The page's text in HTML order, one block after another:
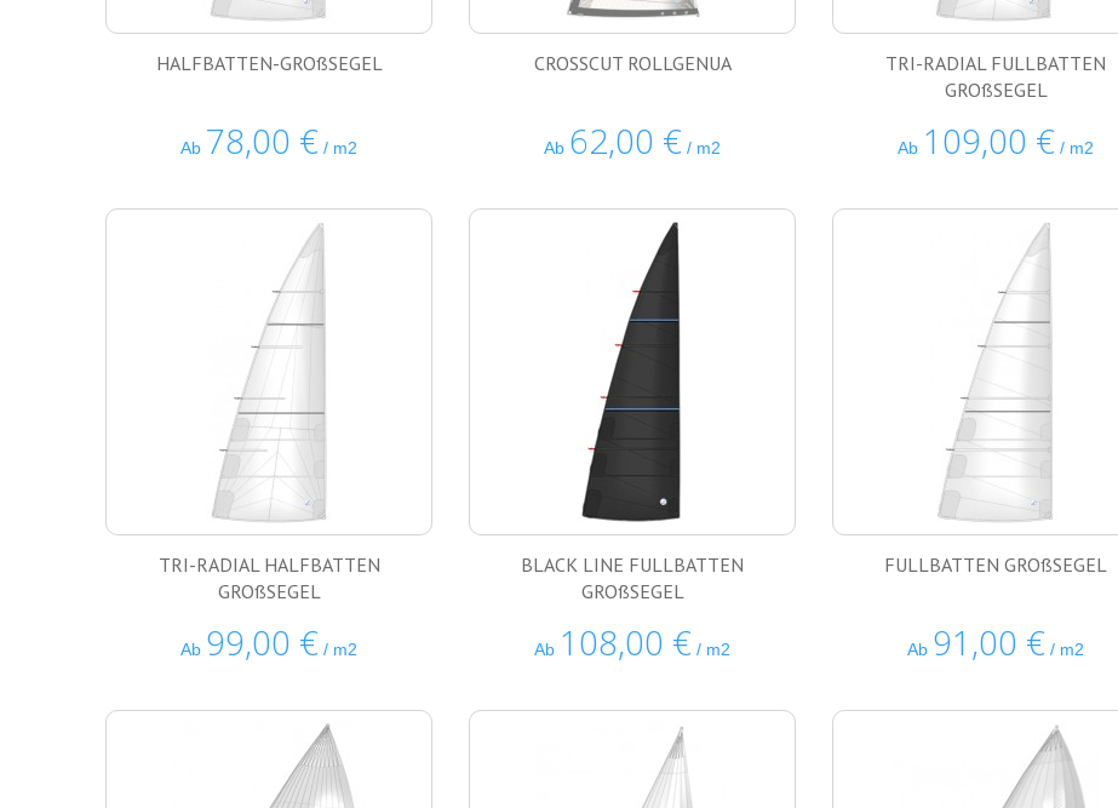
> KREUZFAHRT & REGATTA SEGEL
> KOSTENFREIE UNTERSTÜTZUNG BEI DER MESSUNG
HALFBATTEN-GROßSEGEL
Ab 78,00 € / m2
CROSSCUT ROLLGENUA
Ab 62,00 € / m2
TRI-RADIAL FULLBATTEN
GROßSEGEL
Ab 109,00 € / m2
TRI-RADIAL HALFBATTEN
GROßSEGEL
Ab 99,00 € / m2
BLACK LINE FULLBATTEN
GROßSEGEL
Ab 108,00 € / m2
FULLBATTEN GROßSEGEL
Ab 91,00 € / m2